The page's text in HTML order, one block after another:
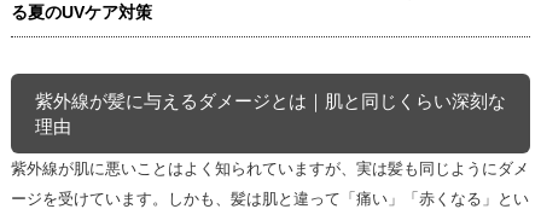
る夏のUVケア対策
紫外線が髪に与えるダメージとは｜肌と同じくらい深刻な
理由
紫外線が肌に悪いことはよく知られていますが、実は髪も同じようにダメ
ージを受けています。しかも、髪は肌と違って「痛い」「赤くなる」とい